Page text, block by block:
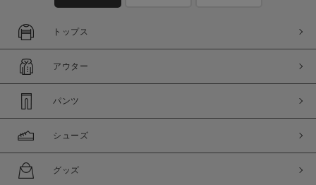
在庫
在庫あり 在庫なし含む
トップス
アウター
パンツ
シューズ
グッズ